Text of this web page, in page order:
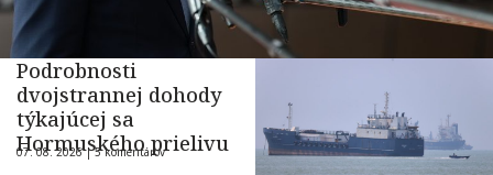
Podrobnosti
dvojstrannej dohody
týkajúcej sa
Hormuského prielivu
07. 08. 2026 |5 komentárov